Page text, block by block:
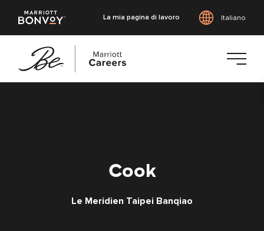
La mia pagina di lavoro Italiano
Cook
Le Meridien Taipei Banqiao